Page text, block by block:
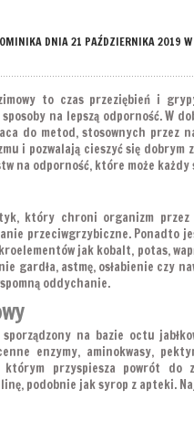
DNIA 21 PAŹDZIERNIKA 2019 W
to czas przeziębień i
na lepszą odporność. W
do metod, stosownych przez
i pozwalają cieszyć się
na odporność, które może każdy
który chroni organizm
przeciwgrzybiczne. Ponadto
jak kobalt, potas,
gardła, astmę, osłabienie czy
oddychanie.
na bazie octu
enzymy, aminokwasy,
którym przyspiesza powrót
podobnie jak syrop z apteki.